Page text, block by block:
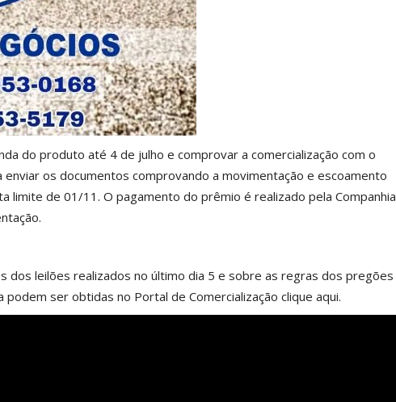
do produto até 4 de julho e comprovar a comercialização com o
os documentos comprovando a movimentação e escoamento
limite de 01/11. O pagamento do prêmio é realizado pela Companhia
dos leilões realizados no último dia 5 e sobre as regras dos pregões
ser obtidas no Portal de Comercialização clique aqui.